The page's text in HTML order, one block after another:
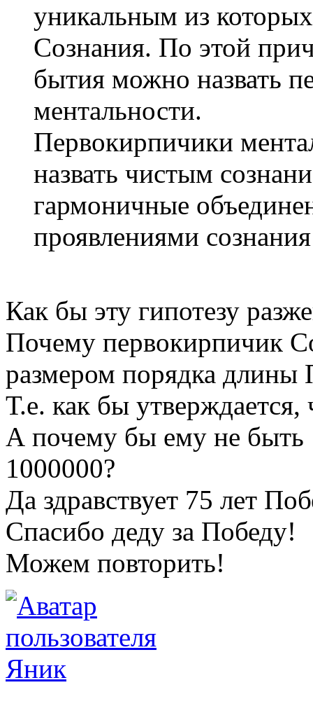
уникальным из
Сознания. По этой
бытия можно назвать
ментальности.
Первокирпичики
назвать чистым
гармоничные
проявлениями
Как бы эту гипотезу
Почему первокирпичик
размером порядка длины
Т.е. как бы
А почему бы ему не
1000000?
Да здравствует 75 лет
Спасибо деду за Победу!
Можем повторить!
Яник